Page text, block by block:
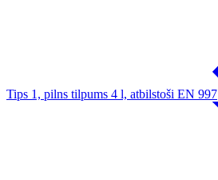
Tips 1, pilns tilpums 4 l, atbilstoši EN 997